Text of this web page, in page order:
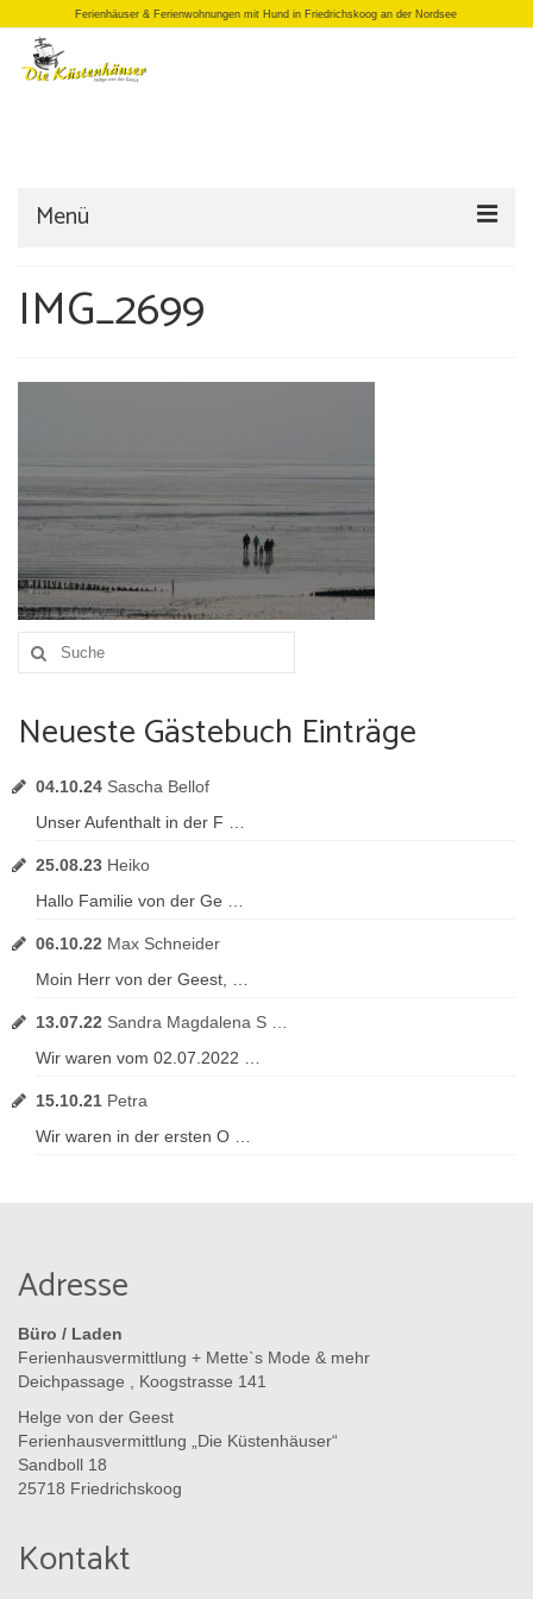
Ferienhäuser & Ferienwohnungen mit Hund in Friedrichskoog an der Nordsee
Menü
Einzelhäuser
Doppelhäuser
Anfrage
Umgebung
Urlaub mit Hund
IMG_2699
Suche
nach:
Neueste Gästebuch Einträge
04.10.24 Sascha Bellof
Unser Aufenthalt in der F …
25.08.23 Heiko
Hallo Familie von der Ge …
06.10.22 Max Schneider
Moin Herr von der Geest, …
13.07.22 Sandra Magdalena S …
Wir waren vom 02.07.2022 …
15.10.21 Petra
Wir waren in der ersten O …
Adresse
Büro / Laden
Ferienhausvermittlung + Mette`s Mode & mehr
Deichpassage , Koogstrasse 141
Helge von der Geest
Ferienhausvermittlung „Die Küstenhäuser“
Sandboll 18
25718 Friedrichskoog
Kontakt